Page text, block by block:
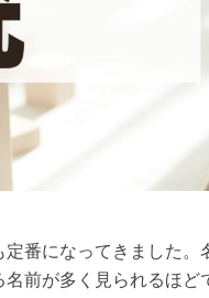
番になってきました。
前が多く見られるほど